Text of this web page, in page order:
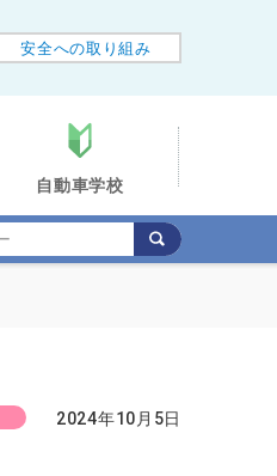
安全への取り組み
自動車学校
2024年10月5日